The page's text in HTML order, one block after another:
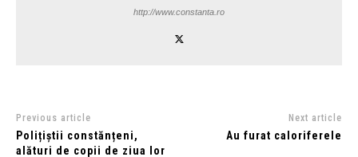
http://www.constanta.ro
Previous article
Polițiștii constănțeni,
alături de copii de ziua lor
Next article
Au furat caloriferele